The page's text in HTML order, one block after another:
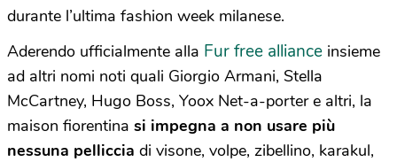
durante l’ultima fashion week milanese.
Aderendo ufficialmente alla Fur free alliance insieme
ad altri nomi noti quali Giorgio Armani, Stella
McCartney, Hugo Boss, Yoox Net-a-porter e altri, la
maison fiorentina si impegna a non usare più
nessuna pelliccia di visone, volpe, zibellino, karakul,